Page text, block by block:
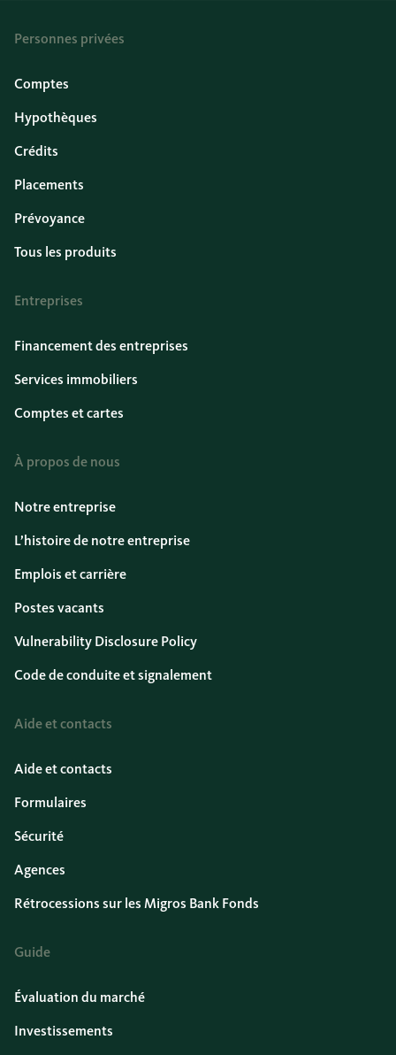
Personnes privées
Comptes
Hypothèques
Crédits
Placements
Prévoyance
Tous les produits
Entreprises
Financement des entreprises
Services immobiliers
Comptes et cartes
À propos de nous
Notre entreprise
L’histoire de notre entreprise
Emplois et carrière
Postes vacants
Vulnerability Disclosure Policy
Code de conduite et signalement
Aide et contacts
Aide et contacts
Formulaires
Sécurité
Agences
Rétrocessions sur les Migros Bank Fonds
Guide
Évaluation du marché
Investissements